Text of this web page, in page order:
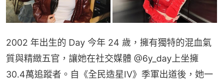
2002 年出生的 Day 今年 24 歲，擁有獨特的混血氣
質與精緻五官，讓她在社交媒體 @6y_day上坐擁
30.4萬追蹤者。自《全民造星IV》季軍出道後，她一